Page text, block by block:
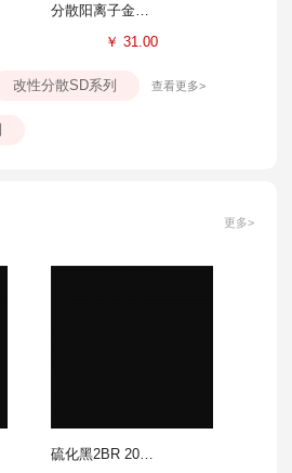
分散阳离子金黄SD-GL 100%
￥ 31.00
改性分散SD系列 查看更多>
更多>
硫化黑2BR 200%